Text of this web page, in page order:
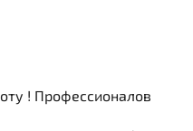
! Профессионалов